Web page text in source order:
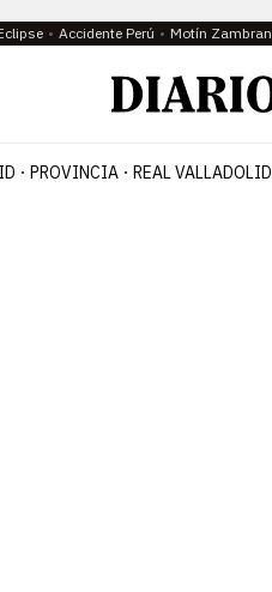
Accidente Perú Motín
PROVINCIA REAL VALLADOLID